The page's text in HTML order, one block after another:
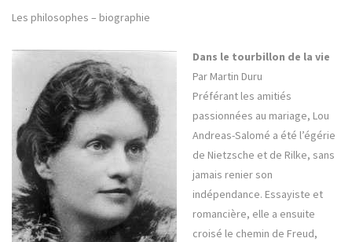
Les philosophes – biographie
Dans le tourbillon de la vie
Par Martin Duru
Préférant les amitiés
passionnées au mariage, Lou
Andreas-Salomé a été l’égérie
de Nietzsche et de Rilke, sans
jamais renier son
indépendance. Essayiste et
romancière, elle a ensuite
croisé le chemin de Freud,